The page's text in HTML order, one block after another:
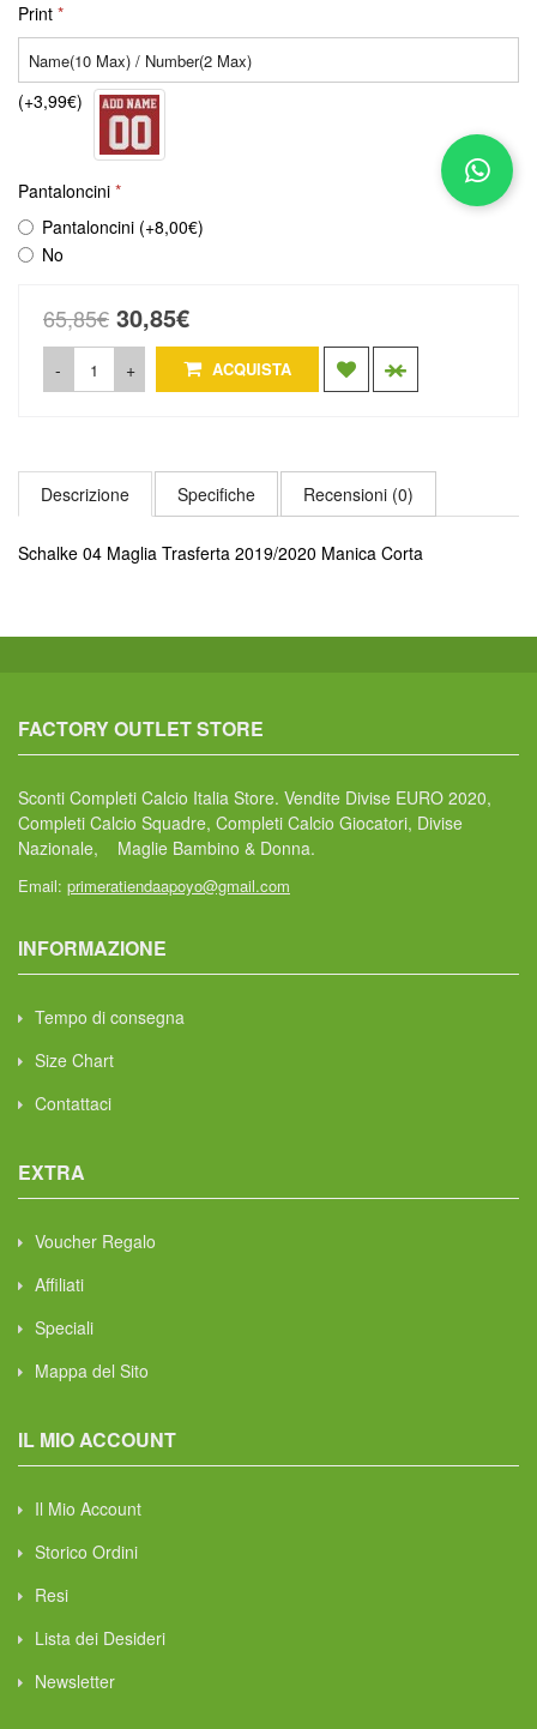
Print
(+3,99€)
Pantaloncini
Pantaloncini (+8,00€)
No
65,85€ 30,85€
- + ACQUISTA
Descrizione Specifiche Recensioni (0)
Schalke 04 Maglia Trasferta 2019/2020 Manica Corta
FACTORY OUTLET STORE
Sconti Completi Calcio Italia Store. Vendite Divise EURO 2020,
Completi Calcio Squadre, Completi Calcio Giocatori, Divise
Nazionale, Maglie Bambino & Donna.
Email: primeratiendaapoyo@gmail.com
INFORMAZIONE
Tempo di consegna
Size Chart
Contattaci
EXTRA
Voucher Regalo
Affiliati
Speciali
Mappa del Sito
IL MIO ACCOUNT
Il Mio Account
Storico Ordini
Resi
Lista dei Desideri
Newsletter